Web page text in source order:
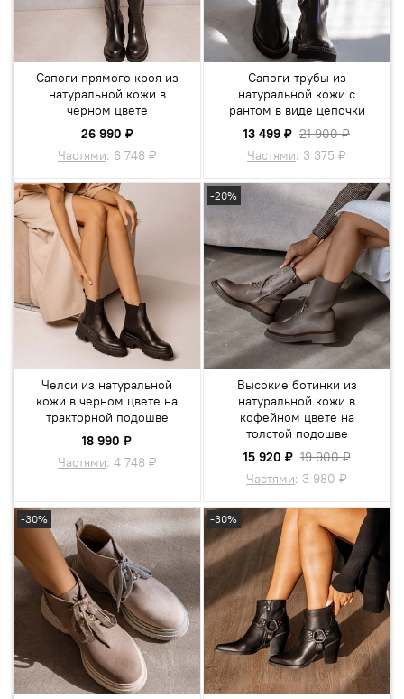
Сапоги прямого кроя из
натуральной кожи в
черном цвете
26 990 ₽
Частями: 6 748 ₽
Сапоги-трубы из
натуральной кожи с
рантом в виде цепочки
13 499 ₽ 21 900 ₽
Частями: 3 375 ₽
Челси из натуральной
кожи в черном цвете на
тракторной подошве
18 990 ₽
Частями: 4 748 ₽
-20%
Высокие ботинки из
натуральной кожи в
кофейном цвете на
толстой подошве
15 920 ₽ 19 900 ₽
Частями: 3 980 ₽
-30% -30%